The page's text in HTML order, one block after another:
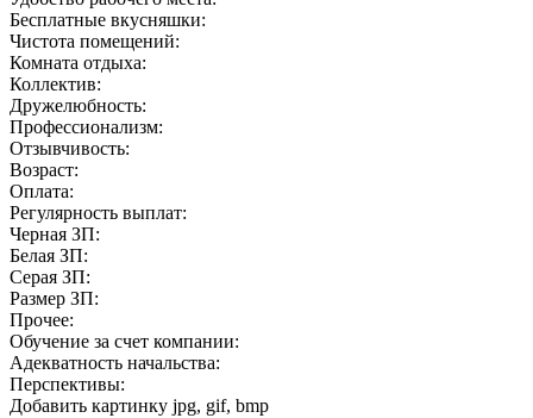
Бесплатные вкусняшки:
Чистота помещений:
Комната отдыха:
Коллектив:
Дружелюбность:
Профессионализм:
Отзывчивость:
Возраст:
Оплата:
Регулярность выплат:
Черная ЗП:
Белая ЗП:
Серая ЗП:
Размер ЗП:
Прочее:
Обучение за счет компании:
Адекватность начальства:
Перспективы:
Добавить картинку jpg, gif, bmp